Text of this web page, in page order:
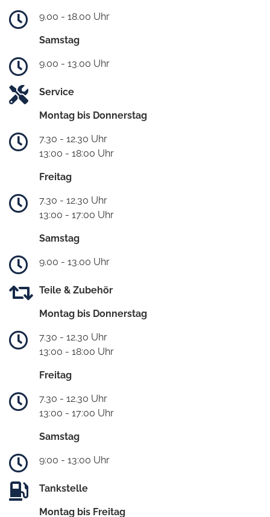
9.00 - 18.00 Uhr
Samstag
9.00 - 13.00 Uhr
Service
Montag bis Donnerstag
7.30 - 12.30 Uhr
13:00 - 18:00 Uhr
Freitag
7.30 - 12.30 Uhr
13:00 - 17:00 Uhr
Samstag
9.00 - 13.00 Uhr
Teile & Zubehör
Montag bis Donnerstag
7.30 - 12.30 Uhr
13:00 - 18:00 Uhr
Freitag
7.30 - 12.30 Uhr
13:00 - 17:00 Uhr
Samstag
9:00 - 13:00 Uhr
Tankstelle
Montag bis Freitag